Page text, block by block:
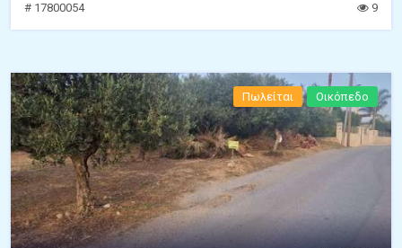
# 17800054 9
Πωλείται Οικόπεδο